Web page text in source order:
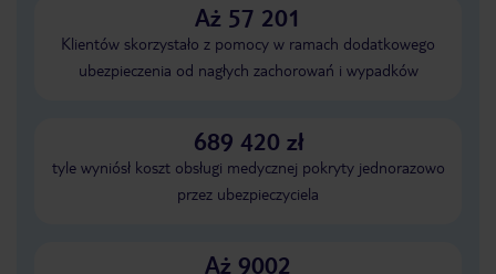
Aż 57 201
Klientów skorzystało z pomocy w ramach dodatkowego
ubezpieczenia od nagłych zachorowań i wypadków
689 420 zł
tyle wyniósł koszt obsługi medycznej pokryty jednorazowo
przez ubezpieczyciela
Aż 9002